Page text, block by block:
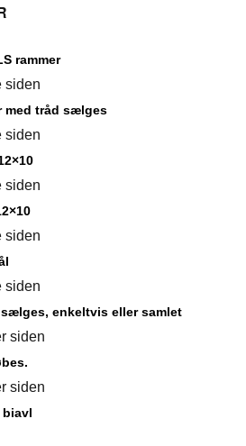
rammer
siden
med tråd sælges
siden
siden
siden
siden
enkeltvis eller samlet
siden
siden
biavl